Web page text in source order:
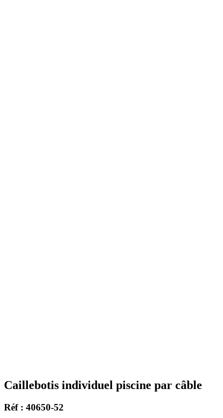
Caillebotis individuel piscine par câble
Réf : 40650-52